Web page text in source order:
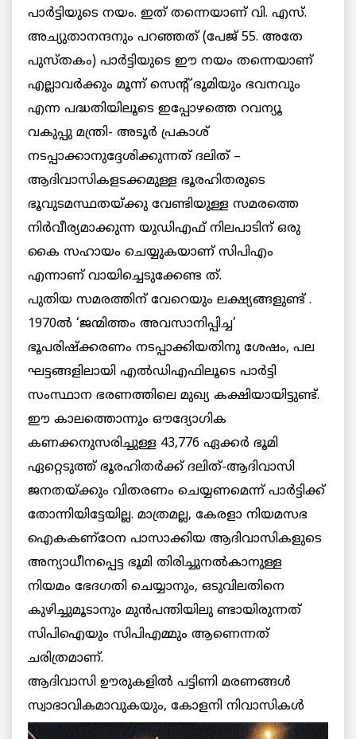
പാര്‍ട്ടിയുടെ നയം. ഇത് തന്നെയാണ് വി. എസ്.
അച്യുതാനന്ദനും പറഞ്ഞത് (പേജ് 55. അതേ
പുസ്തകം) പാര്‍ട്ടിയുടെ ഈ നയം തന്നെയാണ്
എല്ലാവര്‍ക്കും മൂന്ന് സെന്റ് ഭൂമിയും ഭവനവും
എന്ന പദ്ധതിയിലൂടെ ഇപ്പോഴത്തെ റവന്യൂ
വകുപ്പു മന്ത്രി- അടൂര്‍ പ്രകാശ്
നടപ്പാക്കാനുദ്ദേശിക്കുന്നത് ദലിത് –
ആദിവാസികളടക്കമുള്ള ഭൂരഹിതരുടെ
ഭൂവുടമസ്ഥതയ്ക്കു വേണ്ടിയുള്ള സമരത്തെ
നിര്‍വീര്യമാക്കുന്ന യുഡിഎഫ് നിലപാടിന് ഒരു
കൈ സഹായം ചെയ്യുകയാണ് സിപിഎം
എന്നാണ് വായിച്ചെടുക്കേണ്ട ത്.
പുതിയ സമരത്തിന് വേറെയും ലക്ഷ്യങ്ങളുണ്ട് .
1970ല്‍ ‘ജന്മിത്തം അവസാനിപ്പിച്ച’
ഭൂപരിഷ്ക്കരണം നടപ്പാക്കിയതിനു ശേഷം, പല
ഘട്ടങ്ങളിലായി എല്‍ഡിഎഫിലൂടെ പാര്‍ട്ടി
സംസ്ഥാന ഭരണത്തിലെ മുഖ്യ കക്ഷിയായിട്ടുണ്ട്.
ഈ കാലത്തൊന്നും ഔദ്യോഗിക
കണക്കനുസരിച്ചുള്ള 43,776 ഏക്കര്‍ ഭൂമി
ഏറ്റെടുത്ത് ഭൂരഹിതര്‍ക്ക് ദലിത്-ആദിവാസി
ജനതയ്ക്കും വിതരണം ചെയ്യണമെന്ന് പാര്‍ട്ടിക്ക്
തോന്നിയിട്ടേയില്ല. മാത്രമല്ല, കേരളാ നിയമസഭ
ഐകകണ്ഠേന പാസാക്കിയ ആദിവാസികളുടെ
അന്യാധീനപ്പെട്ട ഭൂമി തിരിച്ചുനല്‍കാനുള്ള
നിയമം ഭേദഗതി ചെയ്യാനും, ഒടുവിലതിനെ
കുഴിച്ചുമൂടാനും മുന്‍പന്തിയിലു ണ്ടായിരുന്നത്
സിപിഐയും സിപിഎമ്മും ആണെന്നത്
ചരിത്രമാണ്.
ആദിവാസി ഊരുകളില്‍ പട്ടിണി മരണങ്ങള്‍
സ്വാഭാവികമാവുകയും, കോളനി നിവാസികള്‍